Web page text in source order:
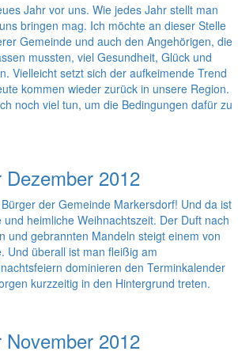
Jahr vor uns. Wie jedes Jahr stellt man
bringen mag. Ich möchte an dieser Stelle
Gemeinde und auch den Angehörigen, die
mussten, viel Gesundheit, Glück und
Vielleicht setzt sich der aufkeimende Trend
kommen wieder zurück in unsere Region.
noch viel tun, um die Bedingungen dafür zu
2012
der Gemeinde Markersdorf! Und da ist
heimliche Weihnachtszeit. Der Duft nach
und gebrannten Mandeln steigt einem von
Und überall ist man fleißig am
dominieren den Terminkalender
kurzzeitig in den Hintergrund treten.
2012